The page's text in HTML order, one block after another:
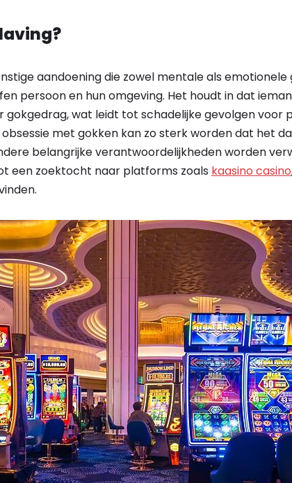
aandoening die zowel mentale als emotionele
persoon en hun omgeving. Het houdt in dat
gokgedrag, wat leidt tot schadelijke gevolgen voor
obsessie met gokken kan zo sterk worden dat het
belangrijke verantwoordelijkheden worden
een zoektocht naar platforms zoals kaasino casino